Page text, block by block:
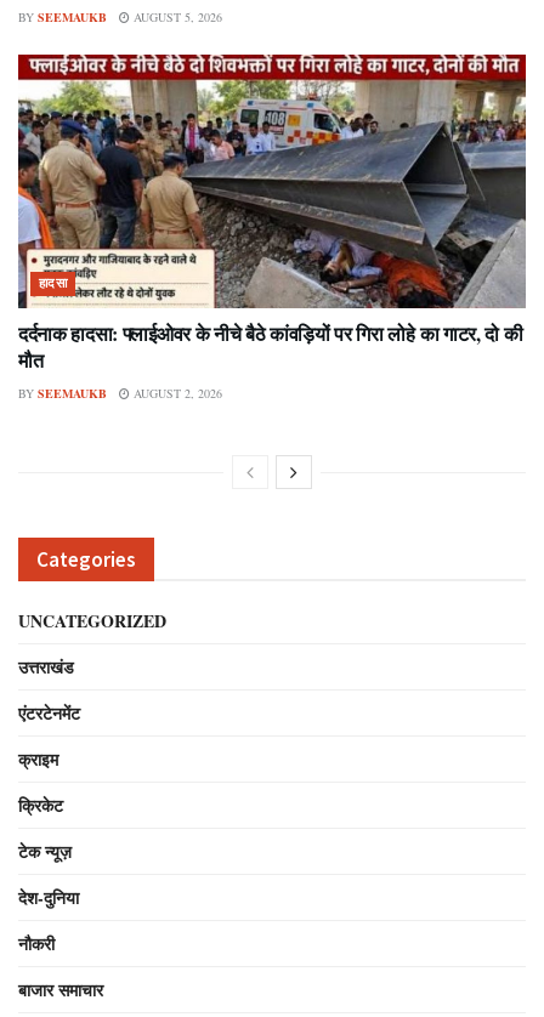
BY SEEMAUKB AUGUST 5, 2026
हादसा
दर्दनाक हादसा: फ्लाईओवर के नीचे बैठे कांवड़ियों पर गिरा लोहे का गाटर, दो की
मौत
BY SEEMAUKB AUGUST 2, 2026
Categories
UNCATEGORIZED
उत्तराखंड
एंटरटेनमेंट
क्राइम
क्रिकेट
टेक न्यूज़
देश-दुनिया
नौकरी
बाजार समाचार